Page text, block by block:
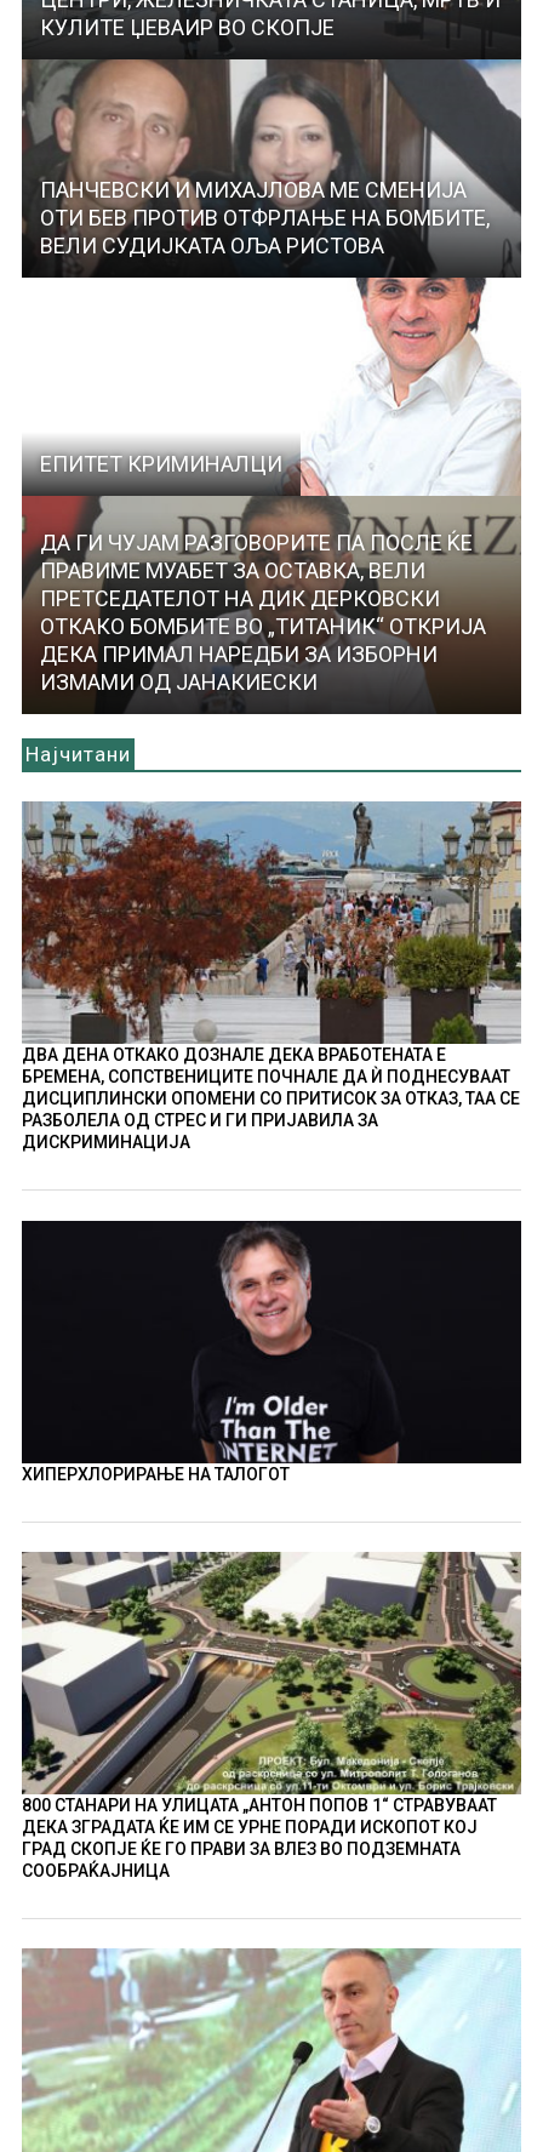
КУЛИТЕ ЏЕВАИР ВО СКОПЈЕ
ПАНЧЕВСКИ И МИХАЈЛОВА МЕ СМЕНИЈА
ОТИ БЕВ ПРОТИВ ОТФРЛАЊЕ НА БОМБИТЕ,
ВЕЛИ СУДИЈКАТА ОЉА РИСТОВА
ЕПИТЕТ КРИМИНАЛЦИ
ДА ГИ ЧУЈАМ РАЗГОВОРИТЕ ПА ПОСЛЕ ЌЕ
ПРАВИМЕ МУАБЕТ ЗА ОСТАВКА, ВЕЛИ
ПРЕТСЕДАТЕЛОТ НА ДИК ДЕРКОВСКИ
ОТКАКО БОМБИТЕ ВО „ТИТАНИК“ ОТКРИЈА
ДЕКА ПРИМАЛ НАРЕДБИ ЗА ИЗБОРНИ
ИЗМАМИ ОД ЈАНАКИЕСКИ
Најчитани
ДВА ДЕНА ОТКАКО ДОЗНАЛЕ ДЕКА ВРАБОТЕНАТА Е
БРЕМЕНА, СОПСТВЕНИЦИТЕ ПОЧНАЛЕ ДА Ѝ ПОДНЕСУВААТ
ДИСЦИПЛИНСКИ ОПОМЕНИ СО ПРИТИСОК ЗА ОТКАЗ, ТАА СЕ
РАЗБОЛЕЛА ОД СТРЕС И ГИ ПРИЈАВИЛА ЗА
ДИСКРИМИНАЦИЈА
ХИПЕРХЛОРИРАЊЕ НА ТАЛОГОТ
800 СТАНАРИ НА УЛИЦАТА „АНТОН ПОПОВ 1“ СТРАВУВААТ
ДЕКА ЗГРАДАТА ЌЕ ИМ СЕ УРНЕ ПОРАДИ ИСКОПОТ КОЈ
ГРАД СКОПЈЕ ЌЕ ГО ПРАВИ ЗА ВЛЕЗ ВО ПОДЗЕМНАТА
СООБРАЌАЈНИЦА